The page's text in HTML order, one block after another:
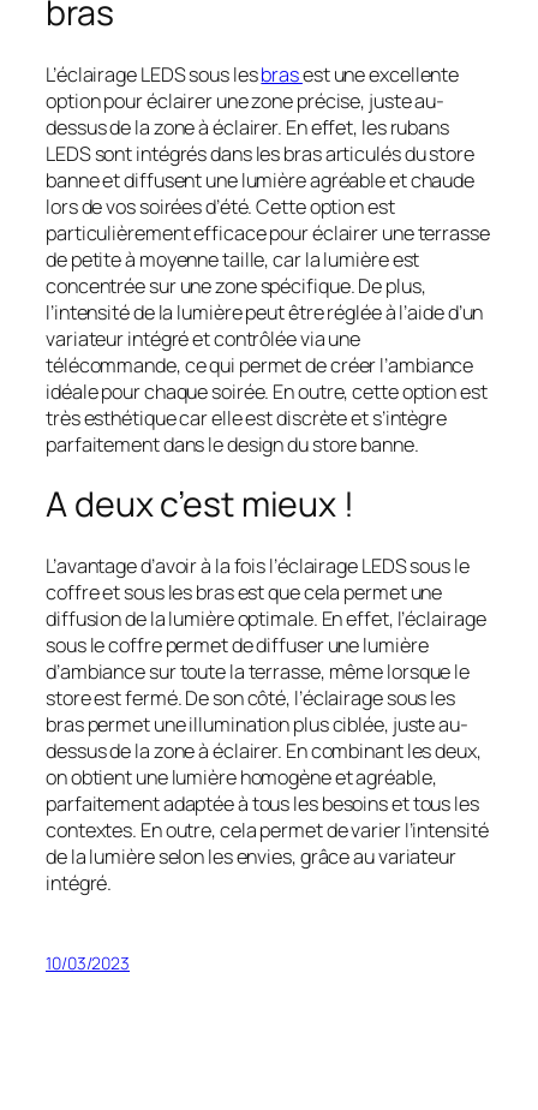
bras
L’éclairage LEDS sous lesbrasest une excellente
option pour éclairer une zone précise, juste au-
dessus de la zone à éclairer. En effet, les rubans
LEDS sont intégrés dans les bras articulés du store
banne et diffusent une lumière agréable et chaude
lors de vos soirées d’été. Cette option est
particulièrement efficace pour éclairer une terrasse
de petite à moyenne taille, car la lumière est
concentrée sur une zone spécifique. De plus,
l’intensité de la lumière peut être réglée à l’aide d’un
variateur intégré et contrôlée via une
télécommande, ce qui permet de créer l’ambiance
idéale pour chaque soirée. En outre, cette option est
très esthétique car elle est discrète et s’intègre
parfaitement dans le design du store banne.
A deux c’est mieux !
L’avantage d’avoir à la fois l’éclairage LEDS sous le
coffre et sous les bras est que cela permet une
diffusion de la lumière optimale. En effet, l’éclairage
sous le coffre permet de diffuser une lumière
d’ambiance sur toute la terrasse, même lorsque le
store est fermé. De son côté, l’éclairage sous les
bras permet une illumination plus ciblée, juste au-
dessus de la zone à éclairer. En combinant les deux,
on obtient une lumière homogène et agréable,
parfaitement adaptée à tous les besoins et tous les
contextes. En outre, cela permet de varier l’intensité
de la lumière selon les envies, grâce au variateur
intégré.
10/03/2023